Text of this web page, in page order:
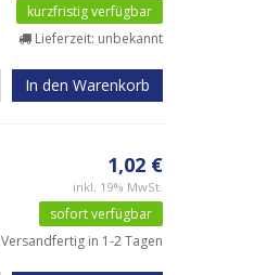
kurzfristig verfügbar
Lieferzeit: unbekannt
In den Warenkorb
1,02 €
inkl. 19% MwSt.
sofort verfügbar
Versandfertig in 1-2 Tagen